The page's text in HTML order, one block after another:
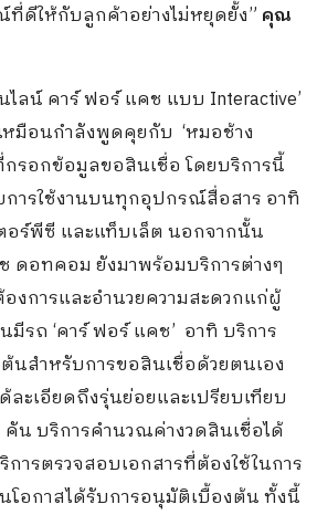
ที่ดีให้กับลูกค้าอย่างไม่หยุดยั้ง” คุณ
ไลน์ คาร์ ฟอร์ แคช แบบ Interactive’
หมือนกำลังพูดคุยกับ ‘หมอช้าง
รอกข้อมูลขอสินเชื่อ โดยบริการนี้
ารใช้งานบนทุกอุปกรณ์สื่อสาร อาทิ
อร์พีซี และแท็บเล็ต นอกจากนั้น
ดอทคอม ยังมาพร้อมบริการต่างๆ
งการและอำนวยความสะดวกแก่ผู้
รถ ‘คาร์ ฟอร์ แคช’ อาทิ บริการ
นสำหรับการขอสินเชื่อด้วยตนเอง
ละเอียดถึงรุ่นย่อยและเปรียบเทียบ
คัน บริการคำนวณค่างวดสินเชื่อได้
ารตรวจสอบเอกสารที่ต้องใช้ในการ
โอกาสได้รับการอนุมัติเบื้องต้น ทั้งนี้